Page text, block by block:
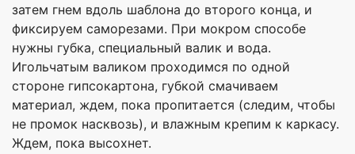
затем гнем вдоль шаблона до второго конца, и
фиксируем саморезами. При мокром способе
нужны губка, специальный валик и вода.
Игольчатым валиком проходимся по одной
стороне гипсокартона, губкой смачиваем
материал, ждем, пока пропитается (следим, чтобы
не промок насквозь), и влажным крепим к каркасу.
Ждем, пока высохнет.